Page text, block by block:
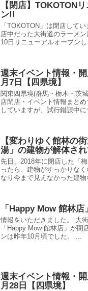
【閉店】TOKOTON
ン!!
「TOKOTON」は閉店して
店中だった大街道のラーメ
10日リニューアルオープン
週末イベント情報・
月7日【四県境】
関東四県境(群馬・栃木・茨
店閉店・イベント情報まと
していますが、試行錯誤中
【変わりゆく館林の
湯」の建物が解体さ
先日、2018年に閉店した「
ったら、建物がすっかりな
なり今まで見えなかった建物
「Happy Mow 館林店
情報をいただきました。 大
「Happy Mow 館林店」が閉
ンは昨年10月頃でした。 ...
週末イベント情報・
月28日【四県境】